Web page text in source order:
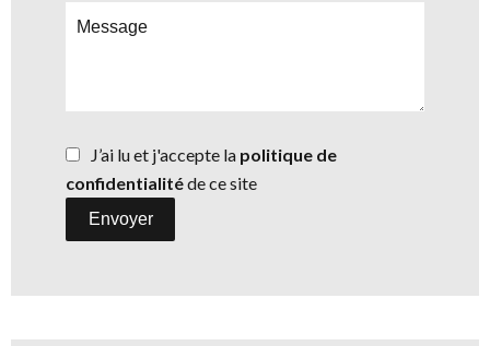
J’ai lu et j'accepte la politique de
confidentialitéde ce site
Envoyer